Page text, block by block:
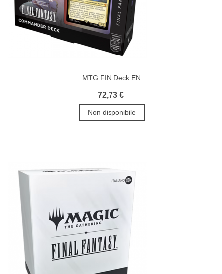
MTG FIN Deck EN
72,73 €
Non disponibile